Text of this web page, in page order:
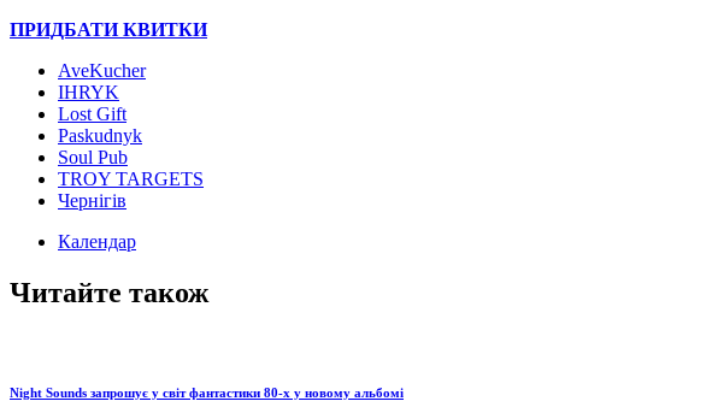
ПРИДБАТИ КВИТКИ
AveKucher
IHRYK
Lost Gift
Paskudnyk
Soul Pub
TROY TARGETS
Чернігів
Календар
Читайте також
Night Sounds запрошує у світ фантастики 80-х у новому альбомі